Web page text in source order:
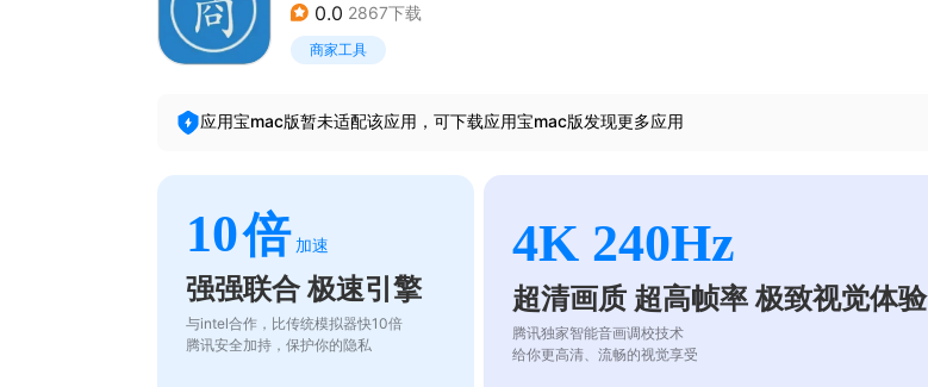
0.0 2867下载
商家工具
应用宝mac版暂未适配该应用，可下载应用宝mac版发现更多应用
10倍 加速
强强联合 极速引擎
与intel合作，比传统模拟器快10倍
腾讯安全加持，保护你的隐私
4K 240Hz
超清画质 超高帧率 极致视觉体验
腾讯独家智能音画调校技术
给你更高清、流畅的视觉享受